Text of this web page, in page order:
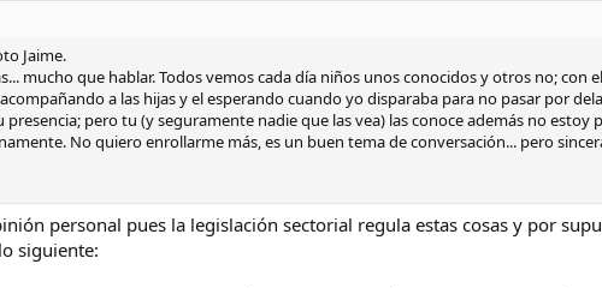
Jaime.
mucho que hablar. Todos vemos cada día niños unos conocidos y otros no;
a las hijas y el esperando cuando yo disparaba para no pasar por
presencia; pero tu (y seguramente nadie que las vea) las conoce además no
No quiero enrollarme más, es un buen tema de conversación... pero
personal pues la legislación sectorial regula estas cosas y por
siguiente: